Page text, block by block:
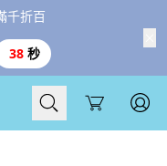
千折百
38 秒
Cart